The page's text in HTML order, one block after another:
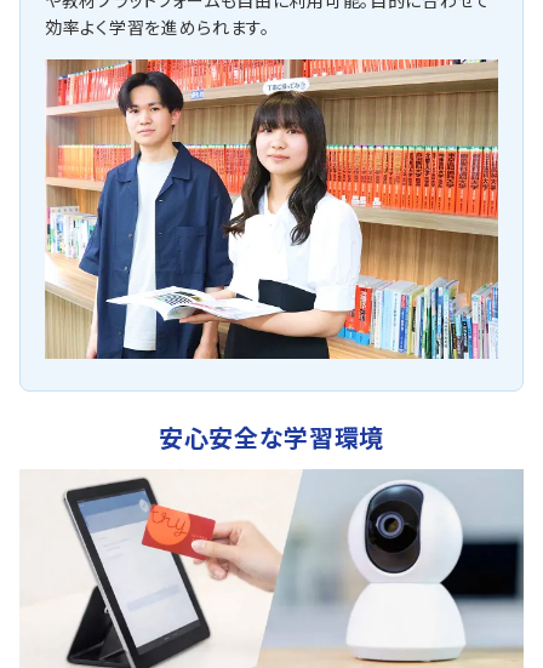
効率よく学習を進められます。
安心安全な学習環境